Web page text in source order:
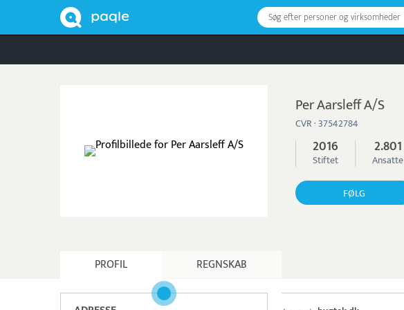
Søg efter personer og virksomheder
Per Aarsleff A/S
CVR · 37542784
2016
Stiftet
2.801
Ansatte
FØLG
PROFIL REGNSKAB